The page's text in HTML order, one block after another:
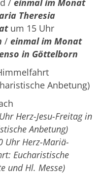
/ einmal im Monat
Theresia
um 15 Uhr
/ einmal im Monat
in Göttelborn
Anbetung)
Herz-Jesu-Freitag in
Anbetung)
Uhr Herz-Mariä-
Eucharistische
und Hl. Messe)